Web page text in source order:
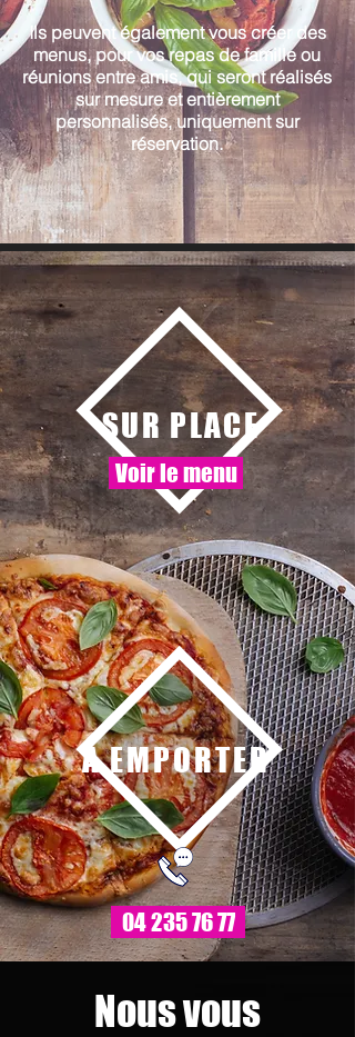
Ils peuvent également vous créer des
menus, pour vos repas de famille ou
réunions entre amis, qui seront réalisés
sur mesure et entièrement
personnalisés, uniquement sur
réservation.
Voir le menu
SUR PLACE
A EMPORTER
04 235 76 77
Nous vous